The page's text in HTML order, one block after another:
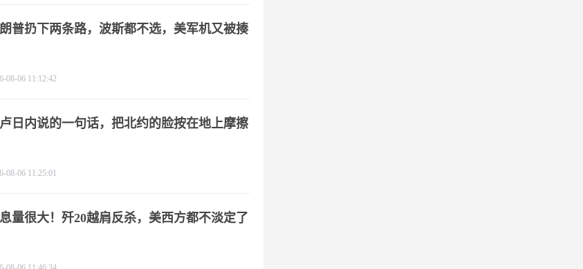
普扔下两条路，波斯都不选，美军机又被揍
08-06 11:12:42
日内说的一句话，把北约的脸按在地上摩擦
08-06 11:25:01
量很大！歼20越肩反杀，美西方都不淡定了